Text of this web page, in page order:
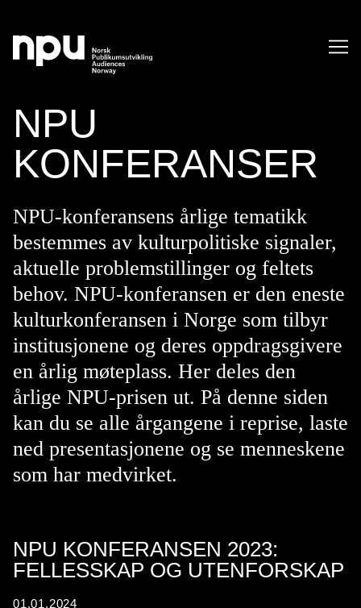
SØK
SØK →
NPU
KONFERANSER
NPU-konferansens årlige tematikk
bestemmes av kulturpolitiske signaler,
aktuelle problemstillinger og feltets
behov. NPU-konferansen er den eneste
kulturkonferansen i Norge som tilbyr
institusjonene og deres oppdragsgivere
en årlig møteplass. Her deles den
årlige NPU-prisen ut. På denne siden
kan du se alle årgangene i reprise, laste
ned presentasjonene og se menneskene
som har medvirket.
NPU KONFERANSEN 2023:
FELLESSKAP OG UTENFORSKAP
01.01.2024